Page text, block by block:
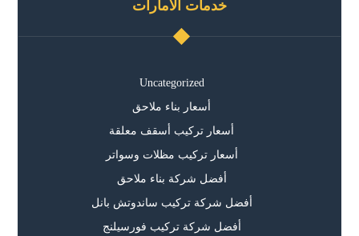
خدمات الامارات
Uncategorized
أسعار بناء ملاحق
أسعار تركيب أسقف معلقة
أسعار تركيب مظلات وسواتر
أفضل شركة بناء ملاحق
أفضل شركة تركيب ساندوتش بانل
أفضل شركة تركيب فورسيلنج